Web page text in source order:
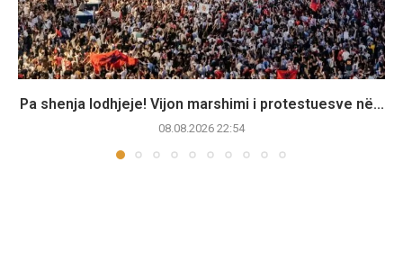
Pa shenja lodhjeje! Vijon marshimi i protestuesve në...
08.08.2026 22:54